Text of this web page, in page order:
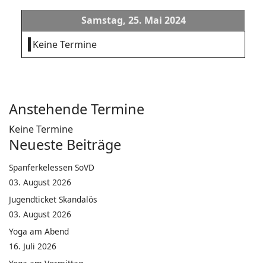
Samstag, 25. Mai 2024
Keine Termine
Anstehende Termine
Keine Termine
Neueste Beiträge
Spanferkelessen SoVD
03. August 2026
Jugendticket Skandalös
03. August 2026
Yoga am Abend
16. Juli 2026